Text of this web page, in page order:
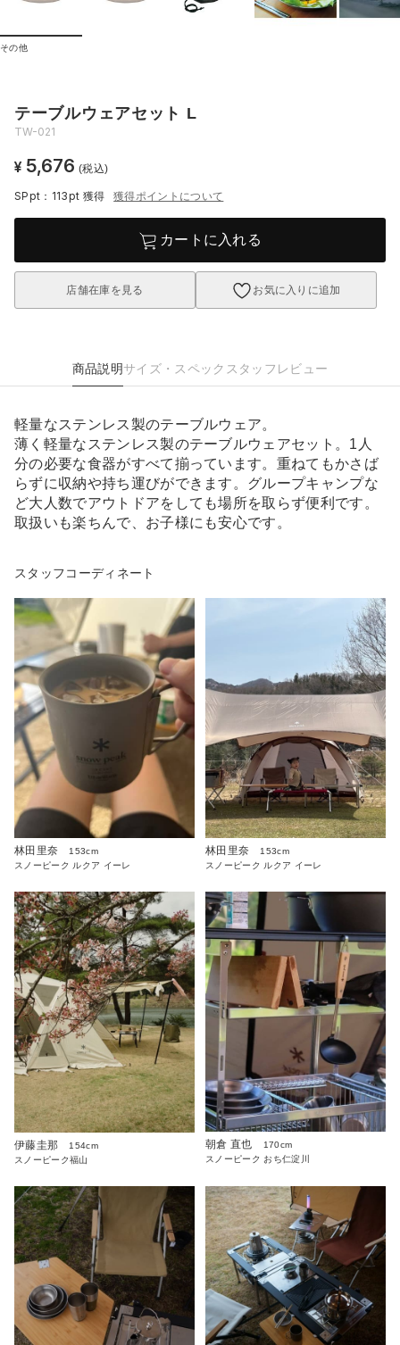
その他
テーブルウェアセット L
TW-021
¥ 5,676 (税込)
SPpt：113pt 獲得 獲得ポイントについて
カートに入れる
店舗在庫を見る お気に入りに追加
商品説明サイズ・スペック スタッフレビュー
軽量なステンレス製のテーブルウェア。
薄く軽量なステンレス製のテーブルウェアセット。1人
分の必要な食器がすべて揃っています。重ねてもかさば
らずに収納や持ち運びができます。グループキャンプな
ど大人数でアウトドアをしても場所を取らず便利です。
取扱いも楽ちんで、お子様にも安心です。
スタッフコーディネート
林田里奈
153cm
スノーピーク ルクア イーレ
林田里奈
153cm
スノーピーク ルクア イーレ
伊藤圭那
154cm
スノーピーク福山
朝倉 直也
170cm
スノーピーク おち仁淀川